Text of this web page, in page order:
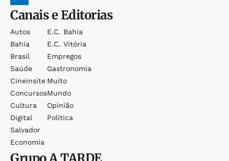
Canais e Editorias
Autos
Bahia
Brasil
Saúde
Cineinsite
Concursos
Cultura
Digital
Salvador
Economia
E.c. Bahia
E.c. Vitória
Empregos
Gastronomia
Muito
Mundo
Opinião
Política